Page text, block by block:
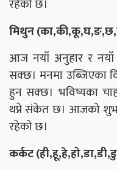
रहेको छ।
मिथुन
आज नयाँ अनुहार र नयाँ
सक्छ। मनमा उब्जिएका
हुन सक्छ। भविष्यका
थप्ने संकेत छ। आजको शुभ
रहेको छ।
कर्कट